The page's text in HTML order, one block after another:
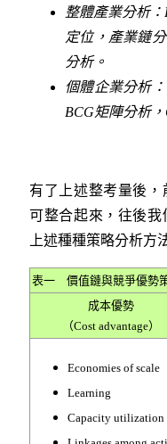
整體產業分析：
定位，產業鏈
分析。
個體企業分析
BCG矩陣分析
有了上述整考量後
可整合起來，往後
上述種種策略分析方
表一 價值鏈與競爭優勢
成本優勢
（Cost advantage）
Economies of scale
Learning
Capacity utilization